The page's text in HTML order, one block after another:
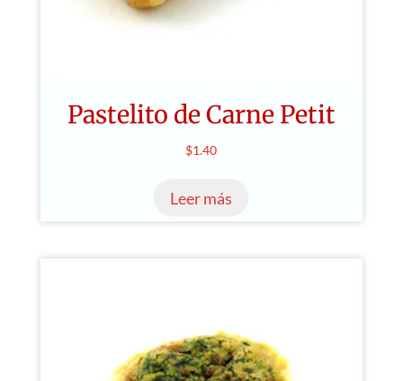
Pastelito de Carne Petit
$1.40
Leer más